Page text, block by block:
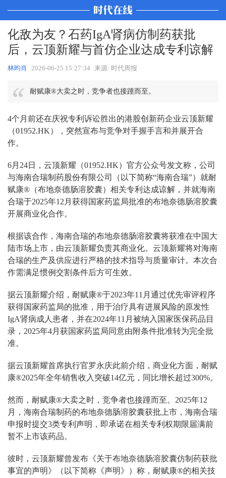
化敌为友？石药IgA肾病仿制药获批
后，云顶新耀与首仿企业达成专利谅解
林昀肖 2026-06-25 15:27:34 来源: 时代周报
耐赋康®大卖之时，竞争者也接踵而至。
4个月前还在庆祝专利诉讼胜出的港股创新药企业云顶新耀
（01952.HK），突然宣布与竞争对手握手言和并展开合
作。
6月24日，云顶新耀（01952.HK）官方公众号发文称，公司
与海南合瑞制药股份有限公司（以下简称“海南合瑞”）就耐
赋康®（布地奈德肠溶胶囊）相关专利达成谅解，并就海南
合瑞于2025年12月获得国家药监局批准的布地奈德肠溶胶囊
开展商业化合作。
根据该合作，海南合瑞的布地奈德肠溶胶囊将获准在中国大
陆市场上市，由云顶新耀负责其商业化。云顶新耀将对海南
合瑞的生产及供应进行严格的技术指导与质量审计。本次合
作需满足惯例交割条件后方可生效。
据云顶新耀介绍，耐赋康®于2023年11月通过优先审评程序
获得国家药监局的批准，用于治疗具有进展风险的原发性
IgA肾病成人患者，并在2024年11月被纳入国家医保药品目
录，2025年4月获国家药监局同意由附条件批准转为完全批
准。
据云顶新耀首席执行官罗永庆此前介绍，商业化方面，耐赋
康®2025年全年销售收入突破14亿元，同比增长超过300%。
然而，耐赋康®大卖之时，竞争者也接踵而至。2025年12
月，海南合瑞制药的布地奈德肠溶胶囊获批上市，海南合瑞
申报时提交3类专利声明，即承诺在相关专利权期限届满前
暂不上市该药品。
彼时，云顶新耀曾发布《关于布地奈德肠溶胶囊仿制药获批
事宜的声明》（以下简称《声明》）称，耐赋康®的相关技